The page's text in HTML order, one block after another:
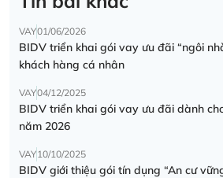
VAY01/06/2026
BIDV triển khai gói vay ưu đãi “ngôi
khách hàng cá nhân
VAY04/12/2025
BIDV triển khai gói vay ưu đãi dành
năm 2026
VAY10/10/2025
BIDV giới thiệu gói tín dụng “An cư